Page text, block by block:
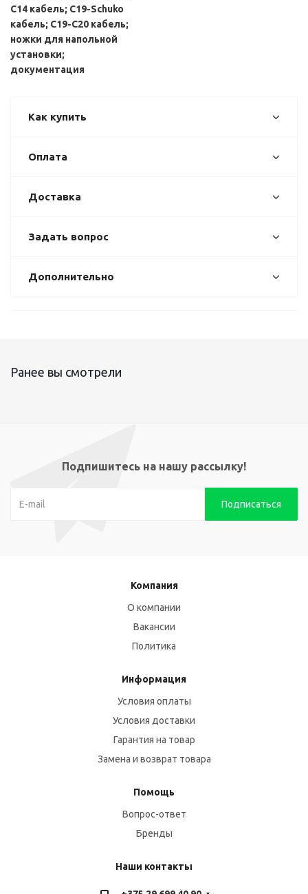
С14 кабель; C19-Schuko
кабель; С19-С20 кабель;
ножки для напольной
установки;
документация
Как купить
Оплата
Доставка
Задать вопрос
Дополнительно
Ранее вы смотрели
Подпишитесь на нашу рассылку!
Компания
О компании
Вакансии
Политика
Информация
Условия оплаты
Условия доставки
Гарантия на товар
Замена и возврат товара
Помощь
Вопрос-ответ
Бренды
Наши контакты